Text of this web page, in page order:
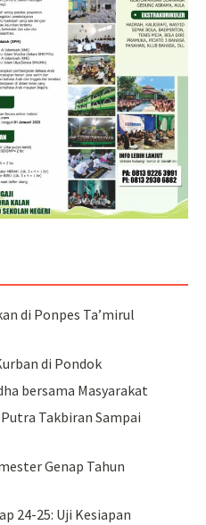
di Ponpes Ta’mirul
di Pondok
bersama Masyarakat
Takbiran Sampai
Genap Tahun
24-25: Uji Kesiapan